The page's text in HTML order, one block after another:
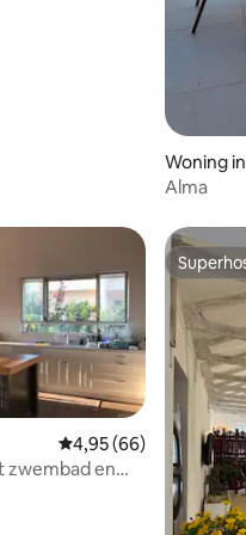
Woning
Alma
Gemiddelde
4,95 (66)
zwembad en